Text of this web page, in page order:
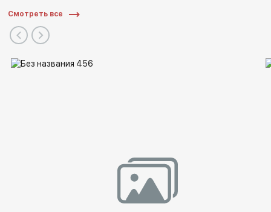
Государственный музей изобразительных искусств
Собрание современного искусства ЦВЗ «Манеж»
Смотреть все